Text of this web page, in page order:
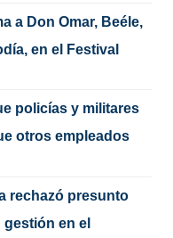
a Don Omar, Beéle,
en el Festival
policías y militares
otros empleados
rechazó presunto
en el